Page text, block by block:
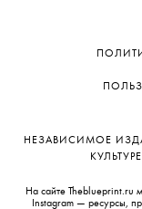
НЕЗАВИСИМОЕ
На сайте Theblueprint.ru
Instagram — ресурсы,